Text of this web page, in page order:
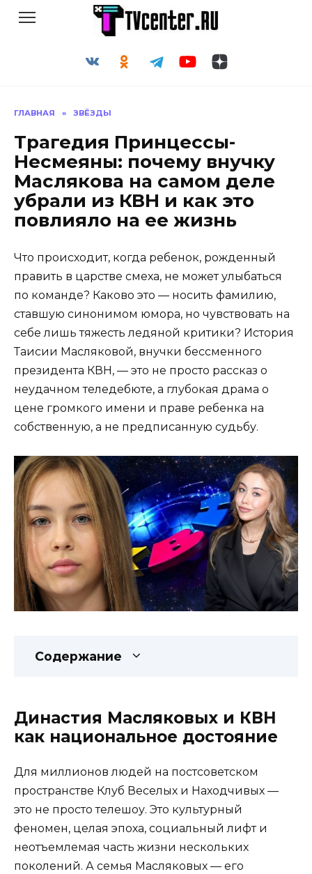
ГЛАВНАЯ » ЗВЁЗДЫ
Трагедия Принцессы-
Несмеяны: почему внучку
Маслякова на самом деле
убрали из КВН и как это
повлияло на ее жизнь
Что происходит, когда ребенок, рожденный
править в царстве смеха, не может улыбаться
по команде? Каково это — носить фамилию,
ставшую синонимом юмора, но чувствовать на
себе лишь тяжесть ледяной критики? История
Таисии Масляковой, внучки бессменного
президента КВН, — это не просто рассказ о
неудачном теледебюте, а глубокая драма о
цене громкого имени и праве ребенка на
собственную, а не предписанную судьбу.
Содержание
Династия Масляковых и КВН
как национальное достояние
Для миллионов людей на постсоветском
пространстве Клуб Веселых и Находчивых —
это не просто телешоу. Это культурный
феномен, целая эпоха, социальный лифт и
неотъемлемая часть жизни нескольких
поколений. А семья Масляковых — его